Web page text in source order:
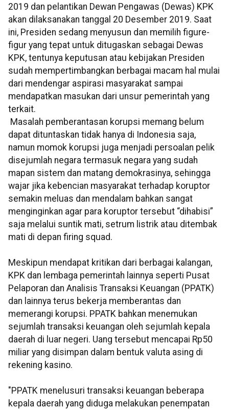
2019 dan pelantikan Dewan Pengawas (Dewas) KPK
akan dilaksanakan tanggal 20 Desember 2019. Saat
ini, Presiden sedang menyusun dan memilih figure-
figur yang tepat untuk ditugaskan sebagai Dewas
KPK, tentunya keputusan atau kebijakan Presiden
sudah mempertimbangkan berbagai macam hal mulai
dari mendengar aspirasi masyarakat sampai
mendapatkan masukan dari unsur pemerintah yang
terkait.
Masalah pemberantasan korupsi memang belum
dapat dituntaskan tidak hanya di Indonesia saja,
namun momok korupsi juga menjadi persoalan pelik
disejumlah negara termasuk negara yang sudah
mapan sistem dan matang demokrasinya, sehingga
wajar jika kebencian masyarakat terhadap koruptor
semakin meluas dan mendalam bahkan sangat
menginginkan agar para koruptor tersebut “dihabisi”
saja melalui suntik mati, setrum listrik atau ditembak
mati di depan firing squad.
Meskipun mendapat kritikan dari berbagai kalangan,
KPK dan lembaga pemerintah lainnya seperti Pusat
Pelaporan dan Analisis Transaksi Keuangan (PPATK)
dan lainnya terus bekerja memberantas dan
memerangi korupsi. PPATK bahkan menemukan
sejumlah transaksi keuangan oleh sejumlah kepala
daerah di luar negeri. Uang tersebut mencapai Rp50
miliar yang disimpan dalam bentuk valuta asing di
rekening kasino.
"PPATK menelusuri transaksi keuangan beberapa
kepala daerah yang diduga melakukan penempatan